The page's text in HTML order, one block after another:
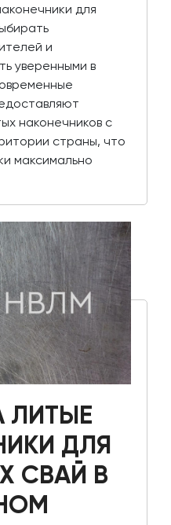
для
и
уверенными в
наконечников с
страны, что
максимально
ЛИТЫЕ
ДЛЯ
СВАЙ В